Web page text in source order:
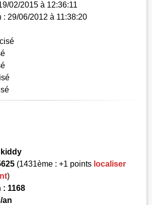
02/2015 à 12:36:11
: 29/06/2012 à 11:38:20
(1431ème : +1 points localiser
)
: 1168
an